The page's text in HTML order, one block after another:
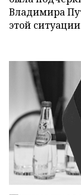
Владимира
этой